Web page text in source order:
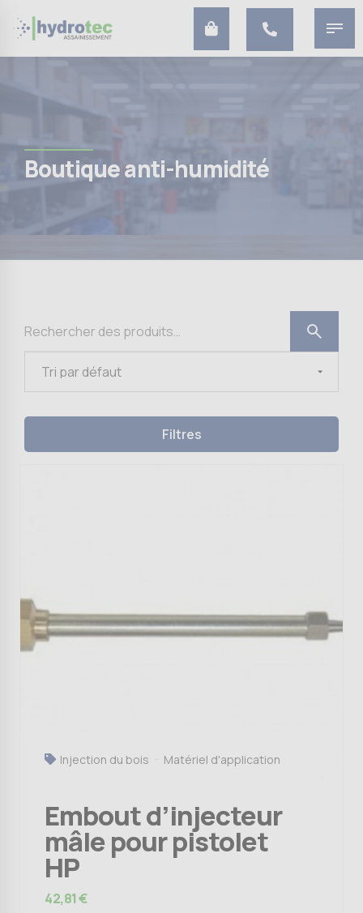
Boutique anti-humidité
- Produits contre
condensation |
Hydrotec
Filtres
Injection du bois Matériel d'application
Embout d’injecteur
mâle pour pistolet
HP
42,81€